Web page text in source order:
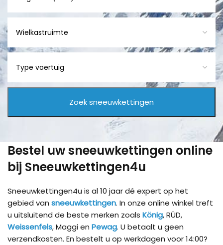
Bestel uw sneeuwkettingen online
bij Sneeuwkettingen4u
Sneeuwkettingen4u is al 10 jaar dé expert op het
gebied van sneeuwkettingen. In onze online winkel treft
u uitsluitend de beste merken zoals König, RÜD,
Weissenfels, Maggi en Pewag. U betaalt u geen
verzendkosten. En bestelt u op werkdagen voor 14:00?